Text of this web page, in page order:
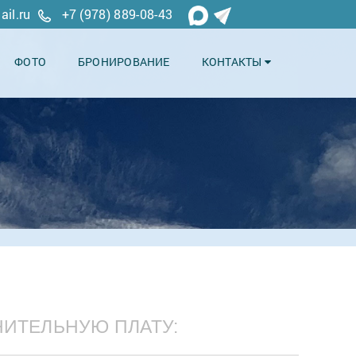
+7 (978) 889-08-43
ФОТО БРОНИРОВАНИЕ КОНТАКТЫ
ПЛАТУ: